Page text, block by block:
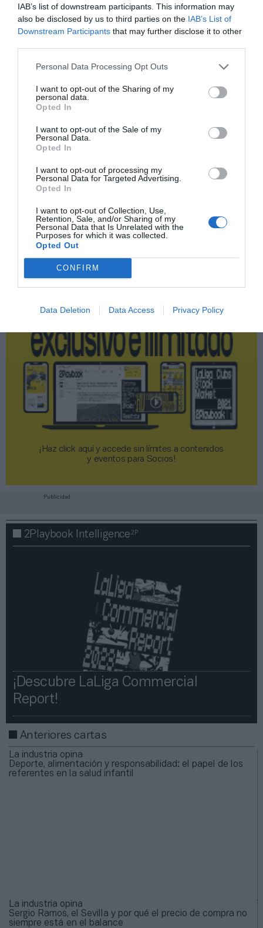
IAB’s list of downstream participants. This information may
also be disclosed by us to third parties on the IAB’s List of
Downstream Participants that may further disclose it to other
Personal Data Processing Opt Outs
I want to opt-out of the Sharing of my
personal data.
Opted In
I want to opt-out of the Sale of my
Personal Data.
Opted In
I want to opt-out of processing my
Personal Data for Targeted Advertising.
Opted In
I want to opt-out of Collection, Use,
Retention, Sale, and/or Sharing of my
Personal Data that Is Unrelated with the
Purposes for which it was collected.
Opted Out
CONFIRM
Data Deletion Data Access Privacy Policy
Si tú también quieres enviar tu opinión para
que sea publicada en La Comunidad Opina, envía
Añadir2Playbookcomo fuente preferida de Google
de forma gratuita
Mantente informado con las últimas noticias de actualidad.
Compartir
Publicidad
2Playbook Club
¡Haz click aquí y accede sin límites a contenidos
y eventos para Socios!​​​​​​​
Publicidad
2Playbook Intelligence2P
¡Descubre LaLiga Commercial
Report!​​
Anteriores cartas
La industria opina
Deporte, alimentación y responsabilidad: el papel de los
referentes en la salud infantil
La industria opina
Sergio Ramos, el Sevilla y por qué el precio de compra no
siempre está en el balance